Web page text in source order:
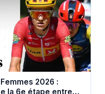
2026 :
la 6e étape entre